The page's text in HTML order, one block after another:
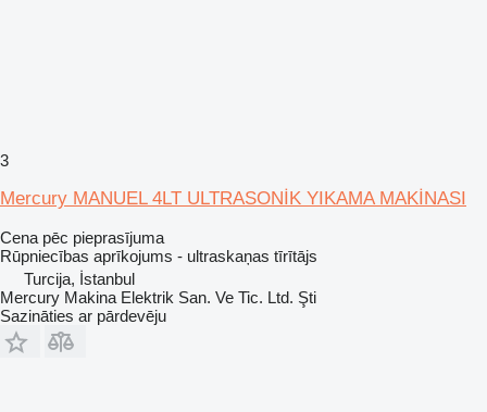
3
Mercury MANUEL 4LT ULTRASONİK YIKAMA MAKİNASI
Cena pēc pieprasījuma
Rūpniecības aprīkojums - ultraskaņas tīrītājs
Turcija, İstanbul
Mercury Makina Elektrik San. Ve Tic. Ltd. Şti
Sazināties ar pārdevēju